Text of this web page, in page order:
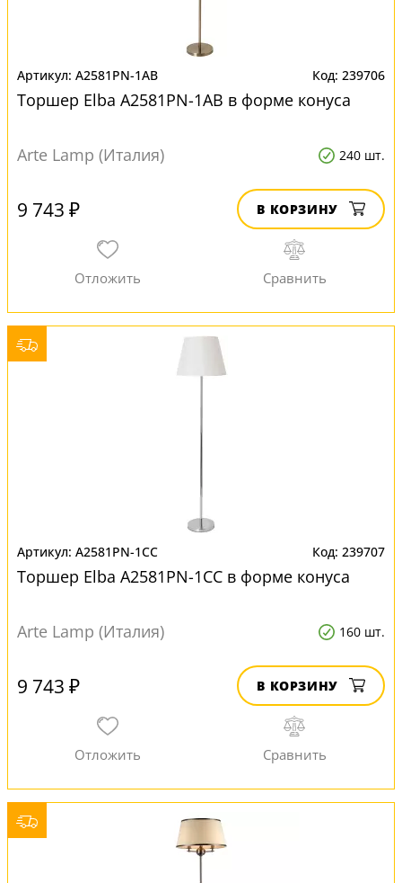
A2581PN-1AB 239706
Торшер Elba A2581PN-1AB в форме конуса
Arte Lamp (Италия) 240 шт.
9 743 ₽ В КОРЗИНУ
A2581PN-1CC 239707
Торшер Elba A2581PN-1CC в форме конуса
Arte Lamp (Италия) 160 шт.
9 743 ₽ В КОРЗИНУ